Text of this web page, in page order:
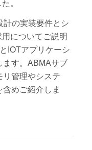
。
計の実装要件とシ
についてご説明
IOTアプリケーシ
ます。ABMAサブ
リ管理やシステ
めご紹介しま